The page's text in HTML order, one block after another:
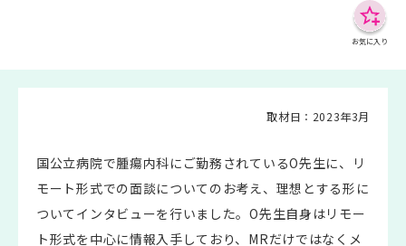
お気に入り
取材日：2023年3月
国公立病院で腫瘍内科にご勤務されているO先生に、リ
モート形式での面談についてのお考え、理想とする形に
ついてインタビューを行いました。O先生自身はリモー
ト形式を中心に情報入手しており、MRだけではなくメ